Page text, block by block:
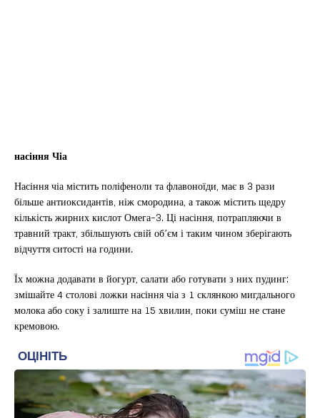
насіння Чіа
Насіння чіа містить поліфеноли та флавоноїди, має в 3 рази
більше антиоксидантів, ніж смородина, а також містить щедру
кількість жирних кислот Омега-3. Ці насіння, потрапляючи в
травний тракт, збільшують свій об’єм і таким чином зберігають
відчуття ситості на години.
Їх можна додавати в йогурт, салати або готувати з них пудинг:
змішайте 4 столові ложки насіння чіа з 1 склянкою мигдального
молока або соку і залиште на 15 хвилин, поки суміш не стане
кремовою.